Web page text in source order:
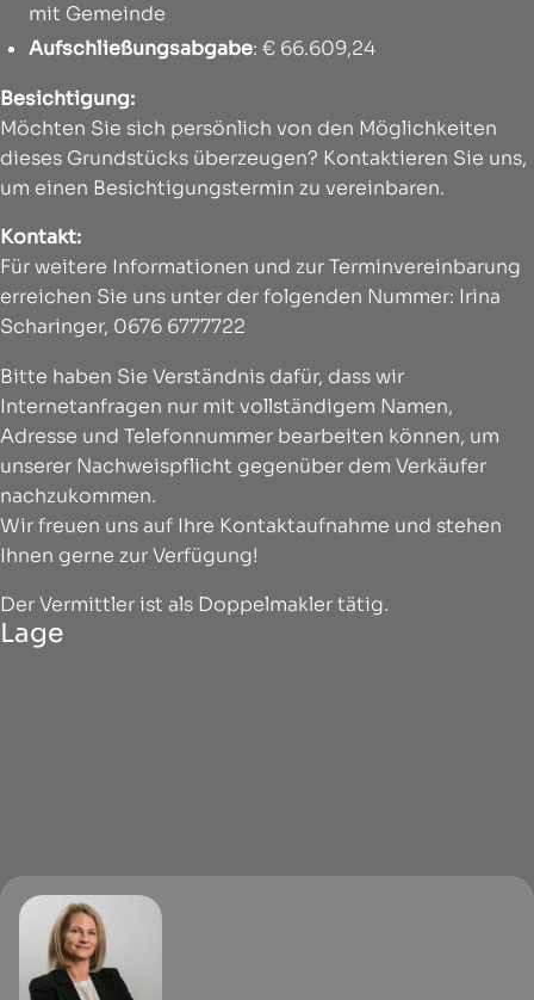
mit Gemeinde
Aufschließungsabgabe: € 66.609,24
Besichtigung:
Möchten Sie sich persönlich von den Möglichkeiten
dieses Grundstücks überzeugen? Kontaktieren Sie uns,
um einen Besichtigungstermin zu vereinbaren.
Kontakt:
Für weitere Informationen und zur Terminvereinbarung
erreichen Sie uns unter der folgenden Nummer: Irina
Scharinger, 0676 6777722
Bitte haben Sie Verständnis dafür, dass wir
Internetanfragen nur mit vollständigem Namen,
Adresse und Telefonnummer bearbeiten können, um
unserer Nachweispflicht gegenüber dem Verkäufer
nachzukommen.
Wir freuen uns auf Ihre Kontaktaufnahme und stehen
Ihnen gerne zur Verfügung!
Der Vermittler ist als Doppelmakler tätig.
Lage